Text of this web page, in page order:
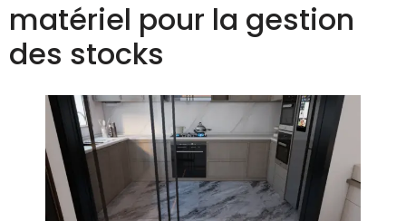
matériel pour la gestion
des stocks